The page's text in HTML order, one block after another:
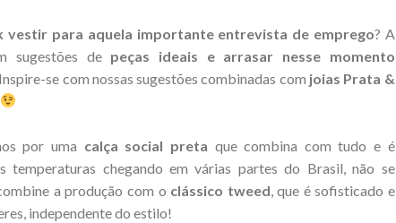
vestir para aquela importante entrevista de emprego? A
sugestões de peças ideais e arrasar nesse momento
se com nossas sugestões combinadas com joias Prata &
por uma calça social preta que combina com tudo e é
temperaturas chegando em várias partes do Brasil, não se
a produção com o clássico tweed, que é sofisticado e
independente do estilo!